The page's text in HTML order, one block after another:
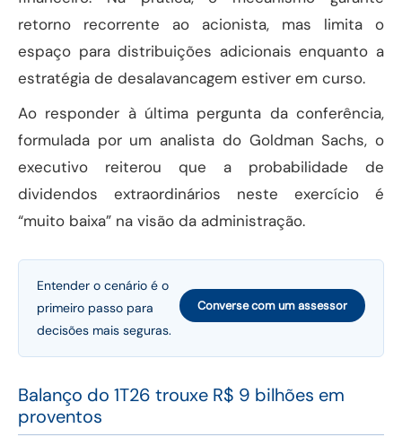
retorno recorrente ao acionista, mas limita o
espaço para distribuições adicionais enquanto a
estratégia de desalavancagem estiver em curso.
Ao responder à última pergunta da conferência,
formulada por um analista do Goldman Sachs, o
executivo reiterou que a probabilidade de
dividendos extraordinários neste exercício é
“muito baixa” na visão da administração.
Entender o cenário é o
primeiro passo para
decisões mais seguras.
Converse com um assessor
Balanço do 1T26 trouxe R$ 9 bilhões em
proventos